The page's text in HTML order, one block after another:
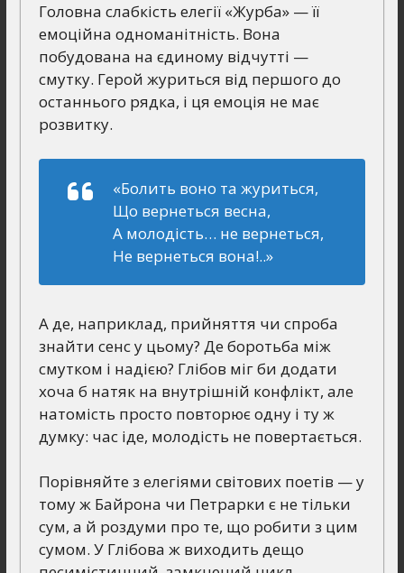
Головна слабкість елегії «Журба» — її
емоційна одноманітність. Вона
побудована на єдиному відчутті —
смутку. Герой журиться від першого до
останнього рядка, і ця емоція не має
розвитку.
«Болить воно та журиться,
Що вернеться весна,
А молодість… не вернеться,
Не вернеться вона!..»
А де, наприклад, прийняття чи спроба
знайти сенс у цьому? Де боротьба між
смутком і надією? Глібов міг би додати
хоча б натяк на внутрішній конфлікт, але
натомість просто повторює одну і ту ж
думку: час іде, молодість не повертається.
Порівняйте з елегіями світових поетів — у
тому ж Байрона чи Петрарки є не тільки
сум, а й роздуми про те, що робити з цим
сумом. У Глібова ж виходить дещо